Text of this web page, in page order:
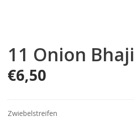
11 Onion Bhaji
€6,50
Zwiebelstreifen